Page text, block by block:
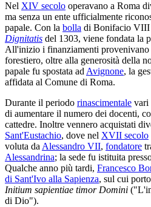
Nel XIV secolo operavano a Roma
ma senza un ente ufficialmente
papale. Con la bolla di Bonifacio VIII
Dignitatis del 1303, viene fondata la
All'inizio i finanziamenti provenivano
forestiero, oltre alla generosità della
papale fu spostata ad Avignone, la
affidata al Comune di Roma.
Durante il periodo rinascimentale vari
di aumentare il numero dei docenti,
cattedre. Inoltre vennero acquistati
Sant'Eustachio, dove nel XVII secolo
voluta da Alessandro VII, fondatore
Alessandrina; la sede fu istituita
Qualche anno più tardi, Francesco
di Sant'Ivo alla Sapienza, sul cui
Initium sapientiae timor Domini
di Dio").